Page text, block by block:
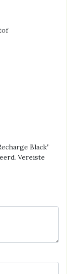
Black”
Vereiste